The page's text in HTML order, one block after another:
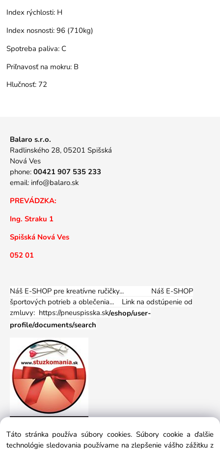
Index rýchlosti: H
Index nosnosti: 96 (710kg)
Spotreba paliva: C
Priľnavosť na mokru: B
Hlučnosť: 72
Balaro s.r.o.
Radlinského 28, 05201 Spišská
Nová Ves
phone: 00421 907 535 233
email: info@balaro.sk
PREVÁDZKA:
Ing. Straku 1
Spišská Nová Ves
052 01
Náš E-SHOP pre kreatívne ručičky... Náš E-SHOP
športových potrieb a oblečenia... Link na odstúpenie od
zmluvy: https://pneuspisska.sk/eshop/user-
profile/documents/search
Táto stránka používa súbory cookies. Súbory cookie a ďalšie
technológie sledovania používame na zlepšenie vášho zážitku z